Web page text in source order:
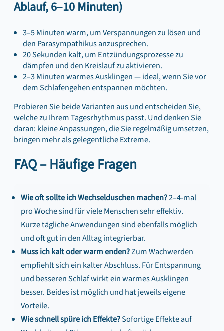
Ablauf, 6–10 Minuten)
3–5 Minuten warm, um Verspannungen zu lösen und
den Parasympathikus anzusprechen.
20 Sekunden kalt, um Entzündungsprozesse zu
dämpfen und den Kreislauf zu aktivieren.
2–3 Minuten warmes Ausklingen — ideal, wenn Sie vor
dem Schlafengehen entspannen möchten.
Probieren Sie beide Varianten aus und entscheiden Sie,
welche zu Ihrem Tagesrhythmus passt. Und denken Sie
daran: kleine Anpassungen, die Sie regelmäßig umsetzen,
bringen mehr als gelegentliche Extreme.
FAQ – Häufige Fragen
Wie oft sollte ich Wechselduschen machen?2–4-mal
pro Woche sind für viele Menschen sehr effektiv.
Kurze tägliche Anwendungen sind ebenfalls möglich
und oft gut in den Alltag integrierbar.
Muss ich kalt oder warm enden?Zum Wachwerden
empfiehlt sich ein kalter Abschluss. Für Entspannung
und besseren Schlaf wirkt ein warmes Ausklingen
besser. Beides ist möglich und hat jeweils eigene
Vorteile.
Wie schnell spüre ich Effekte?Sofortige Effekte auf